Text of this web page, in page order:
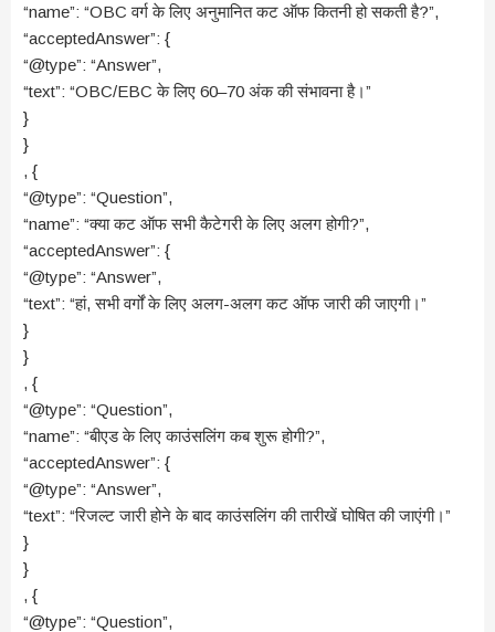
“name”: “OBC वर्ग के लिए अनुमानित कट ऑफ कितनी हो सकती है?”,
“acceptedAnswer”: {
“@type”: “Answer”,
“text”: “OBC/EBC के लिए 60–70 अंक की संभावना है।”
}
}
, {
“@type”: “Question”,
“name”: “क्या कट ऑफ सभी कैटेगरी के लिए अलग होगी?”,
“acceptedAnswer”: {
“@type”: “Answer”,
“text”: “हां, सभी वर्गों के लिए अलग-अलग कट ऑफ जारी की जाएगी।”
}
}
, {
“@type”: “Question”,
“name”: “बीएड के लिए काउंसलिंग कब शुरू होगी?”,
“acceptedAnswer”: {
“@type”: “Answer”,
“text”: “रिजल्ट जारी होने के बाद काउंसलिंग की तारीखें घोषित की जाएंगी।”
}
}
, {
“@type”: “Question”,